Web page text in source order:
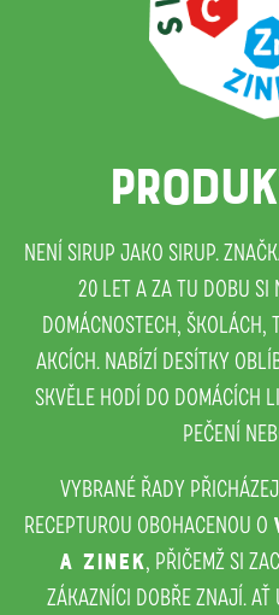
NENÍ SIRUP JAKO SIRUP.
20 LET A ZA TU DOBU SI
DOMÁCNOSTECH, ŠKOLÁCH,
AKCÍCH. NABÍZÍ DESÍTKY
SKVĚLE HODÍ DO DOMÁCÍCH
PEČENÍ
VYBRANÉ ŘADY
RECEPTUROU OBOHACENOU O
A ZINEK, PŘIČEMŽ SI
ZÁKAZNÍCI DOBŘE ZNAJÍ.